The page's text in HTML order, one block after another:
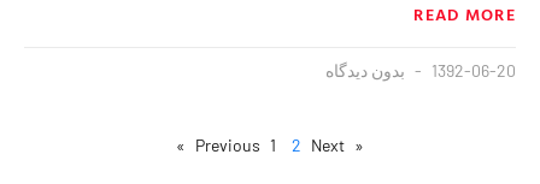
READ MORE
1392-06-20 بدون دیدگاه
« Previous
1 2 Next »